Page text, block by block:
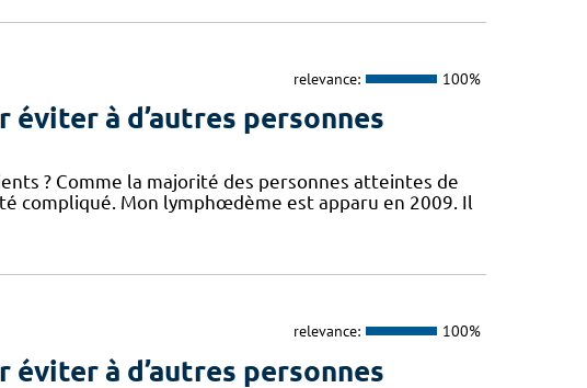
relevance: 100%
éviter à d’autres personnes
? Comme la majorité des personnes atteintes de
compliqué. Mon lymphœdème est apparu en 2009. Il
relevance: 100%
éviter à d’autres personnes